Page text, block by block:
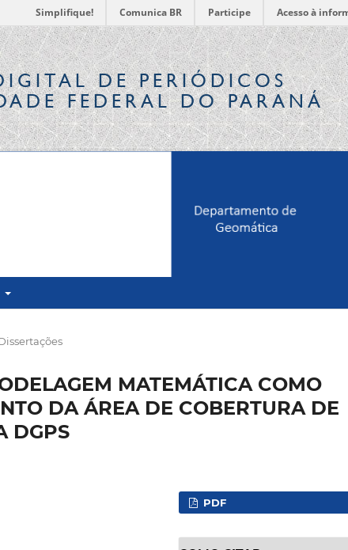
Simplifique! Comunica BR Participe Acesso à
DE PERIÓDICOS
FEDERAL DO PARANÁ
MATEMÁTICA COMO
DA ÁREA DE COBERTURA DE
DGPS
PDF